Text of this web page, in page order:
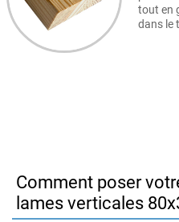
tout en
dans le
Comment poser
lames verticales